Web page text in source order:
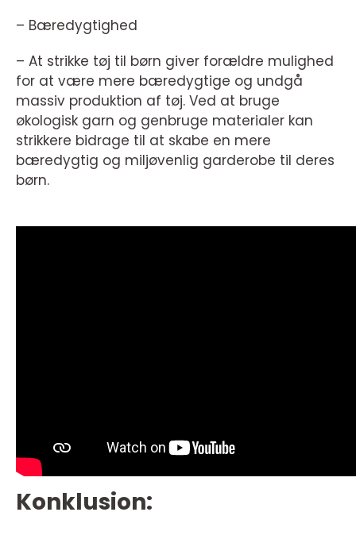
– Bæredygtighed
– At strikke tøj til børn giver forældre mulighed
for at være mere bæredygtige og undgå
massiv produktion af tøj. Ved at bruge
økologisk garn og genbruge materialer kan
strikkere bidrage til at skabe en mere
bæredygtig og miljøvenlig garderobe til deres
børn.
Konklusion: